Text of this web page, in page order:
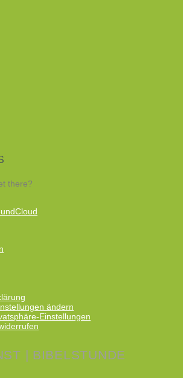
there?
ändern
Einstellungen
| BIBELSTUNDE